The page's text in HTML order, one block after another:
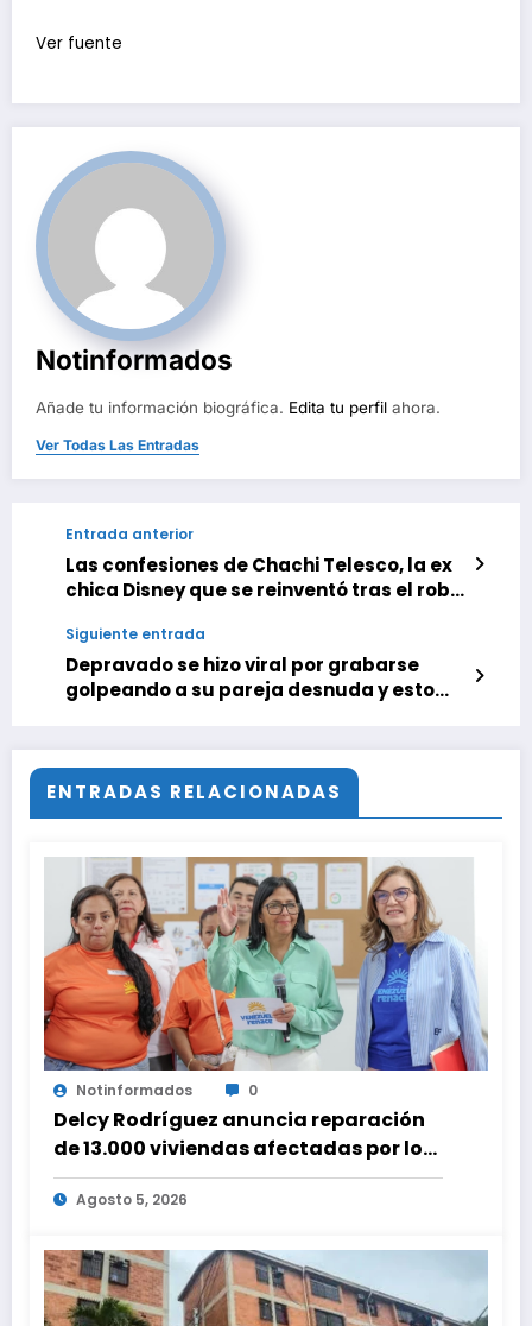
Ver fuente
Notinformados
Añade tu información biográfica. Edita tu perfil ahora.
Ver Todas Las Entradas
Entrada anterior
Las confesiones de Chachi Telesco, la ex
chica Disney que se reinventó tras el robo
Siguiente entrada
Depravado se hizo viral por grabarse
golpeando a su pareja desnuda y esto
ENTRADAS RELACIONADAS
Notinformados 0
Delcy Rodríguez anuncia reparación
de 13.000 viviendas afectadas por los
terremotos
Agosto 5, 2026